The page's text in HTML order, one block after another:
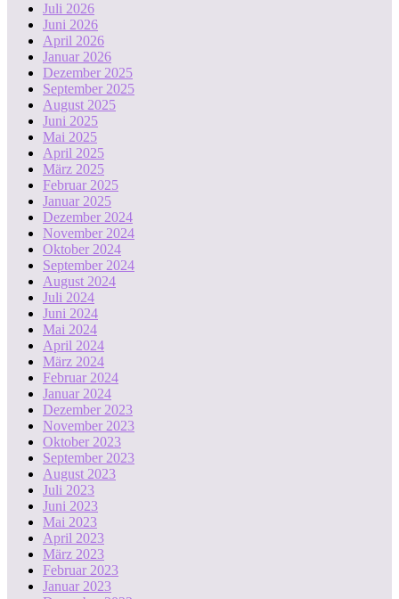
Juli 2026
Juni 2026
April 2026
Januar 2026
Dezember 2025
September 2025
August 2025
Juni 2025
Mai 2025
April 2025
März 2025
Februar 2025
Januar 2025
Dezember 2024
November 2024
Oktober 2024
September 2024
August 2024
Juli 2024
Juni 2024
Mai 2024
April 2024
März 2024
Februar 2024
Januar 2024
Dezember 2023
November 2023
Oktober 2023
September 2023
August 2023
Juli 2023
Juni 2023
Mai 2023
April 2023
März 2023
Februar 2023
Januar 2023